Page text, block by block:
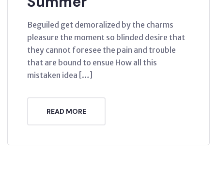
Beguiled get demoralized by the charms
pleasure the moment so blinded desire that
they cannot foresee the pain and trouble
that are bound to ensue How all this
mistaken idea […]
READ MORE